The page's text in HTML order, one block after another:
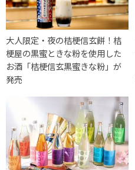
大人限定・夜の桔梗信玄餅！桔
梗屋の黒蜜ときな粉を使用した
お酒「桔梗信玄黒蜜きな粉」が
発売